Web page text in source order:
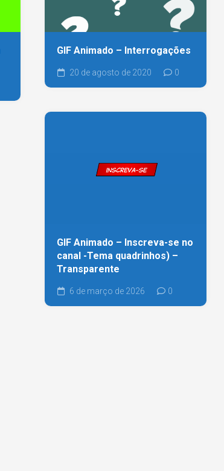
GIF Animado – Interrogações
20 de agosto de 2020 0
GIF Animado – Inscreva-se no
canal -Tema quadrinhos) –
Transparente
6 de março de 2026 0